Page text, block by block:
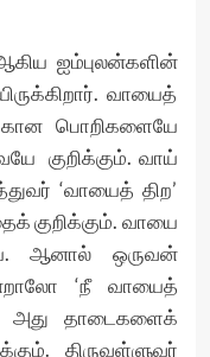
ஐம்புலன்களின்
வாயைத்
பொறிகளையே
குறிக்கும். வாய்
‘வாயைத் திற’
குறிக்கும். வாயை
ஆனால் ஒருவன்
‘நீ வாயைத்
அது தாடைகளைக்
திருவள்ளுவர்